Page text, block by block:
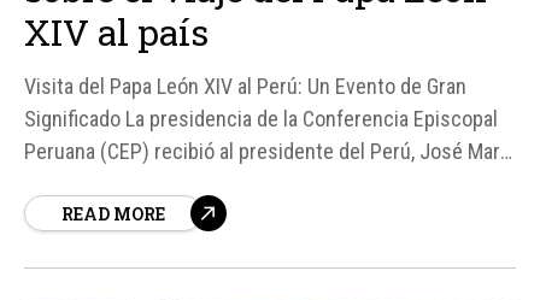
XIV al país
Visita del Papa León XIV al Perú: Un Evento de Gran
Significado La presidencia de la Conferencia Episcopal
Peruana (CEP) recibió al presidente del Perú, José María
al país, programada para iniciarse el 10 de noviembre.
READ MORE